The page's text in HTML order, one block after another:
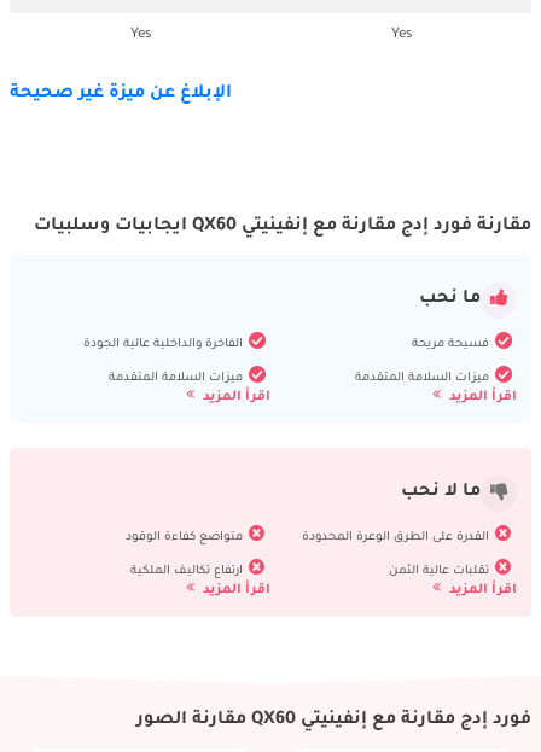
Yes
Yes
الإبلاغ عن ميزة غير صحيحة
مقارنة فورد إدج مقارنة مع إنفينيتي QX60 ايجابيات وسلبيات
ما نحب
فسيحة مريحة
ميزات السلامة المتقدمة
اقرأ المزيد
الفاخرة والداخلية عالية الجودة
ميزات السلامة المتقدمة
اقرأ المزيد
ما لا نحب
القدرة على الطرق الوعرة المحدودة
تقلبات عالية الثمن
اقرأ المزيد
متواضع كفاءة الوقود
ارتفاع تكاليف الملكية
اقرأ المزيد
فورد إدج مقارنة مع إنفينيتي QX60 مقارنة الصور